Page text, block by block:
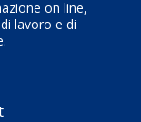
on line,
lavoro e di